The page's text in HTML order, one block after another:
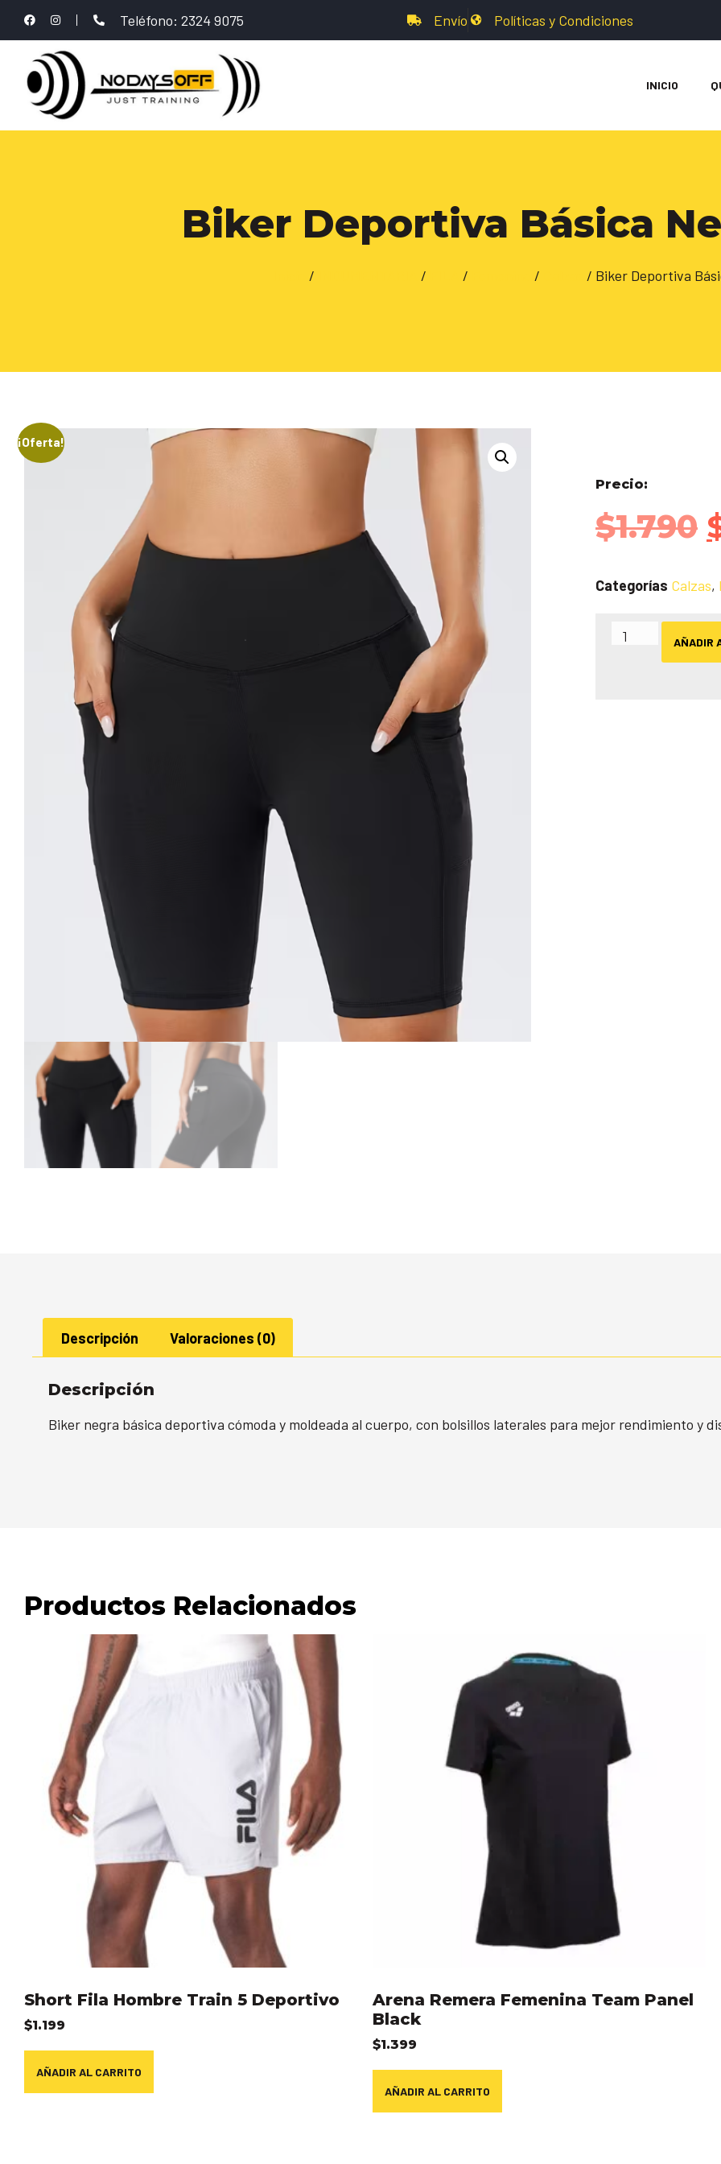
Teléfono: 2324 9075 Envío Políticas y Condiciones
INICIO
Biker Deportiva Básica
/ / / / / Biker Deportiva
¡Oferta!
Precio:
$1.790
Categorías Calzas,
AÑADIR
Descripción Valoraciones (0)
Descripción
Biker negra básica deportiva cómoda y moldeada al cuerpo, con bolsillos laterales para mejor rendimiento y
Productos Relacionados
Short Fila Hombre Train 5 Deportivo
$1.199
AÑADIR AL CARRITO
Arena Remera Femenina Team Panel
Black
$1.399
AÑADIR AL CARRITO